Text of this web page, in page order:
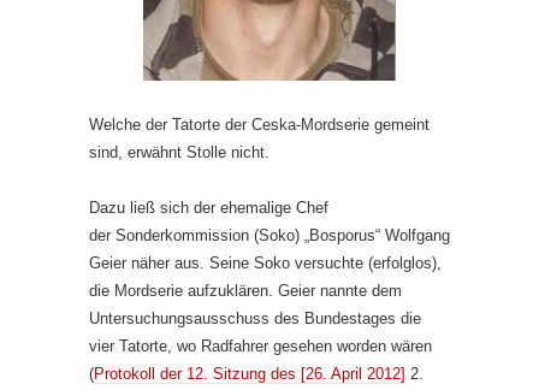
Welche der Tatorte der Ceska-Mordserie gemeint
sind, erwähnt Stolle nicht.
Dazu ließ sich der ehemalige Chef
der Sonderkommission (Soko) „Bosporus“ Wolfgang
Geier näher aus. Seine Soko versuchte (erfolglos),
die Mordserie aufzuklären. Geier nannte dem
Untersuchungsausschuss des Bundestages die
vier Tatorte, wo Radfahrer gesehen worden wären
(Protokoll der 12. Sitzung des [26. April 2012] 2.